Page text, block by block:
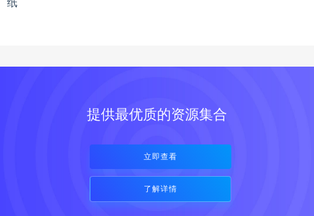
提供最优质的资源集合
立即查看
了解详情